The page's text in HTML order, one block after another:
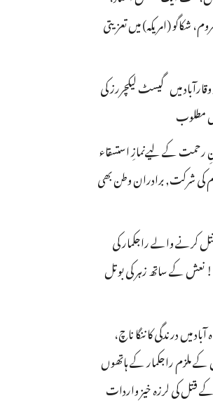
شکاگو (امریکہ) میں تعزیتی
میں گیسٹ لیکچررز کی
مطلوب
رحمت کے لیےنمازِ استسقاء
کی شرکت, برادران وطن بھی
میں 6 ا فراد کا قتل کرنے والے راجکمار کی
نعش کے ساتھ زہر کی بوتل
میں درندگی کا ننگا ناچ،
ملزم راجکمار کے ہاتھوں